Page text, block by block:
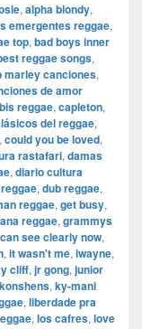
, alpha blondy,
emergentes reggae,
top, bad boys inner
reggae songs,
marley canciones,
de amor
reggae, capleton,
del reggae,
, could you be loved,
rastafari, damas
, diario cultura
, dub reggae,
reggae, get busy,
reggae, grammys
see clearly now,
, it wasn't me, iwayne,
cliff, jr gong, junior
konshens, ky-mani
, liberdade pra
, los cafres, love